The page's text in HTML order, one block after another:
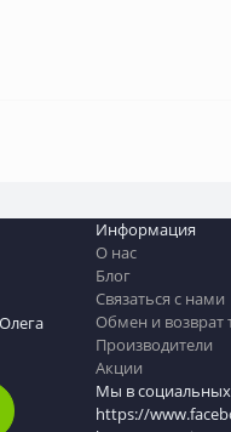
Информация
О нас
Блог
Связаться с нами
Обмен и возврат
Производители
Акции
Мы в социальных
https://